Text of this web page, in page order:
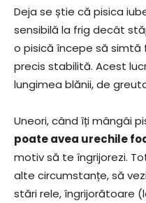
Deja se știe că pisica
sensibilă la frig decât
o pisică începe să simtă
precis stabilită. Acest
lungimea blănii, de
Uneori, când îți mângâi
poate avea urechile
motiv să te îngrijorezi.
alte circumstanțe, să
stări rele, îngrijorătoare